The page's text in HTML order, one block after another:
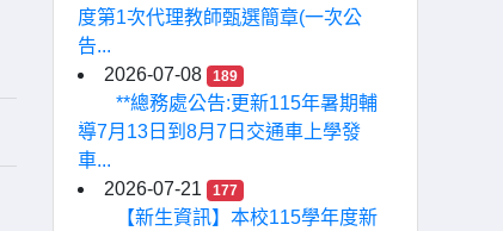
度第1次代理教師甄選簡章(一次公
告...
2026-07-08
189
**總務處公告:更新115年暑期輔
導7月13日到8月7日交通車上學發
車...
2026-07-21
177
【新生資訊】本校115學年度新